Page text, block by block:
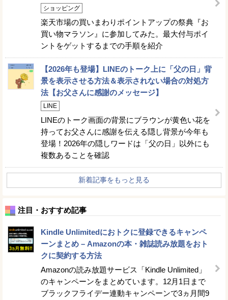
ショッピング
楽天市場の買いまわりポイントアップの祭典『お
買い物マラソン』に参加してみた。最大付与ポイ
ントをゲットするまでの手順を紹介
【2026年も登場】LINEのトーク上に「父の日」背
景を表示させる方法＆表示されない場合の対処方
法【お父さんに感謝のメッセージ】
LINE
LINEのトーク画面の背景にブラウンが黄色い花を
持ってお父さんに感謝を伝える隠し背景が今年も
登場！2026年の隠しワードは「父の日」以外にも
複数あることを確認
新着記事をもっと見る
注目・おすすめ記事
Kindle Unlimitedにおトクに登録できるキャンペ
ーンまとめ – Amazonの本・雑誌読み放題をおト
クに契約する方法
Amazonの読み放題サービス「Kindle Unlimited」
のキャンペーンをまとめています。12月1日まで
ブラックフライデー連動キャンペーンで3ヵ月間9